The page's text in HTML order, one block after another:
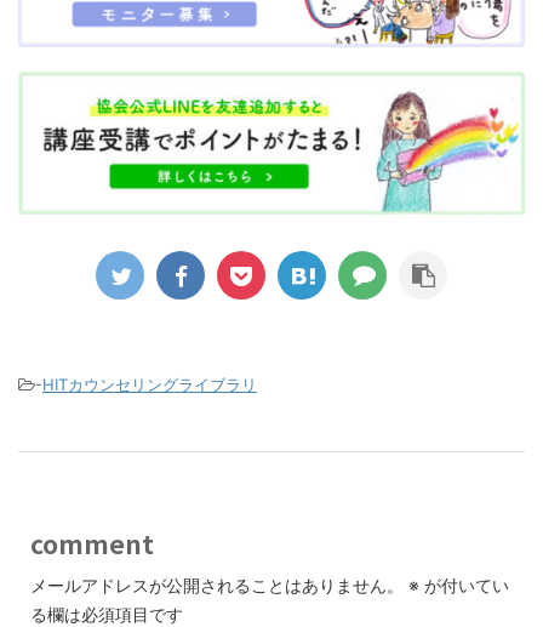
-HITカウンセリングライブラリ
comment
メールアドレスが公開されることはありません。 ※ が付いてい
る欄は必須項目です